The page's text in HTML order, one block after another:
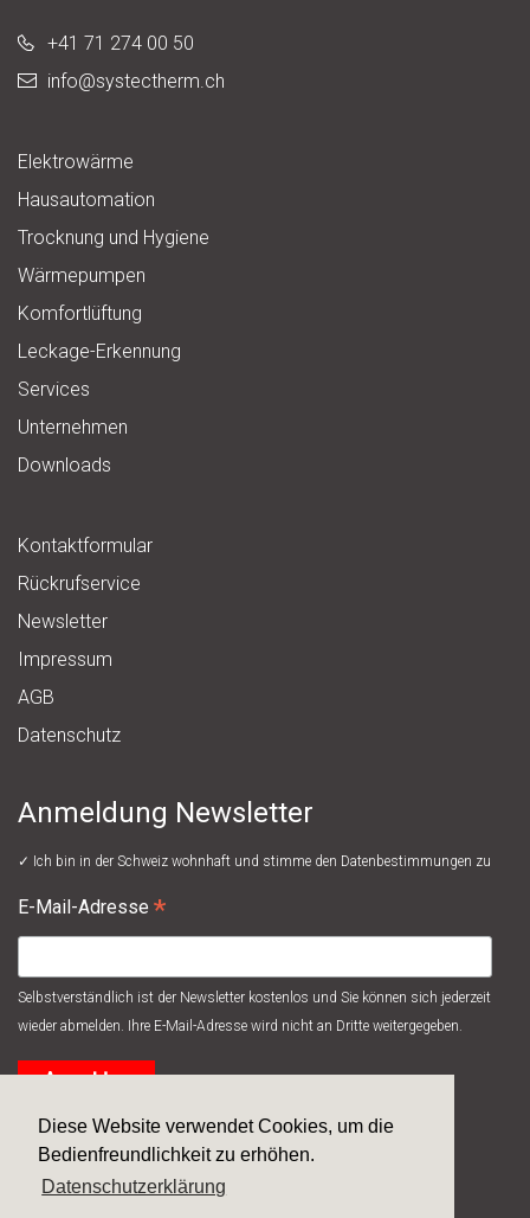
Diese Website verwendet Cookies, um die
Bedienfreundlichkeit zu erhöhen.
Datenschutzerklärung
+41 71 274 00 50
info@systectherm.ch
Elektrowärme
Hausautomation
Trocknung und Hygiene
Wärmepumpen
Komfortlüftung
Leckage-Erkennung
Services
Unternehmen
Downloads
Kontaktformular
Rückrufservice
Newsletter
Impressum
AGB
Datenschutz
Anmeldung Newsletter
✓ Ich bin in der Schweiz wohnhaft und stimme den Datenbestimmungen zu
E-Mail-Adresse *
Selbstverständlich ist der Newsletter kostenlos und Sie können sich jederzeit
wieder abmelden. Ihre E-Mail-Adresse wird nicht an Dritte weitergegeben.